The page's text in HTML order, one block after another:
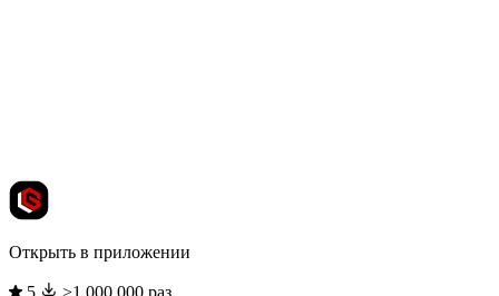
Открыть в приложении
5
>1 000 000 раз